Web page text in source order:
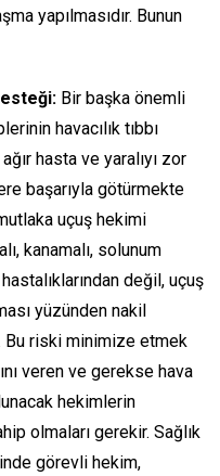
yapılmasıdır. Bunun
Bir başka önemli
havacılık tıbbı
hasta ve yaralıyı zor
başarıyla götürmekte
uçuş hekimi
kanamalı, solunum
değil, uçuş
yüzünden nakil
Bu riski minimize etmek
veren ve gerekse hava
hekimlerin
olmaları gerekir. Sağlık
görevli hekim,